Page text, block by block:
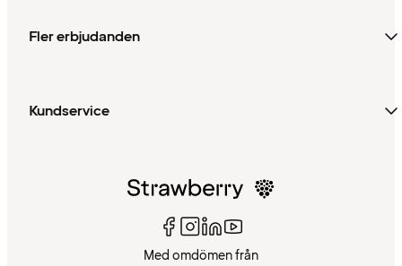
Fler erbjudanden
Kundservice
Med omdömen från